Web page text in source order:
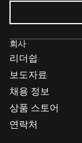
회사
리더쉽
보도자료
채용 정보
상품 스토어
연락처